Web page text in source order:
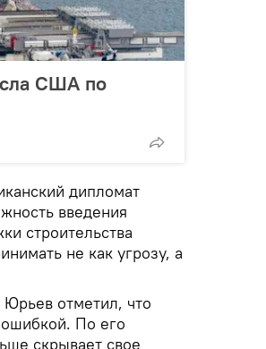
США по
дипломат
введения
строительства
не как угрозу, а
отметил, что
ошибкой. По его
скрывает свое